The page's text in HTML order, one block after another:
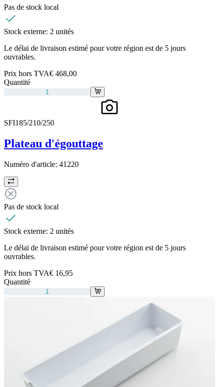
Pas de stock local
Stock externe: 2 unités
Le délai de livraison estimé pour votre région est de 5 jours
ouvrables.
Prix hors TVA€ 468,00
Quantité
SFI185/210/250
Plateau d'égouttage
Numéro d'article: 41220
Pas de stock local
Stock externe: 2 unités
Le délai de livraison estimé pour votre région est de 5 jours
ouvrables.
Prix hors TVA€ 16,95
Quantité